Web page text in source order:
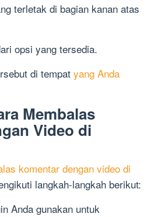
terletak di bagian kanan atas
opsi yang tersedia.
di tempat yang Anda
Membalas
Video di
komentar dengan video di
langkah-langkah berikut:
Anda gunakan untuk